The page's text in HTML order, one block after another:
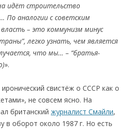
идёт строительство
По аналогии с советским
– это коммунизм минус
”, легко узнать, чем является
что мы… – “братья-
».
свистёж о СССР как о
не совсем ясно. На
британский журналист Смайли,
в оборот около 1987 г. Но есть